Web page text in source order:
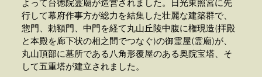
よって台徳院霊廟が造営されました。日光東照宮に先
行して幕府作事方が総力を結集した壮麗な建築群で、
惣門、勅額門、中門を経て丸山丘陵中腹に権現造(拝殿
と本殿を廊下状の相之間でつなぐ)の御霊屋(霊廟)が、
丸山頂部に墓所である八角形覆屋のある奥院宝塔、そ
して五重塔が建立されました。